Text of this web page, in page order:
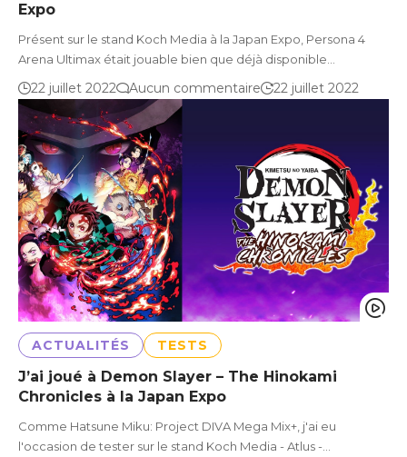
Expo
Présent sur le stand Koch Media à la Japan Expo, Persona 4
Arena Ultimax était jouable bien que déjà disponible…
22 juillet 2022 Aucun commentaire 22 juillet 2022
ACTUALITÉS TESTS
J’ai joué à Demon Slayer – The Hinokami
Chronicles à la Japan Expo
Comme Hatsune Miku: Project DIVA Mega Mix+, j'ai eu
l'occasion de tester sur le stand Koch Media - Atlus -…